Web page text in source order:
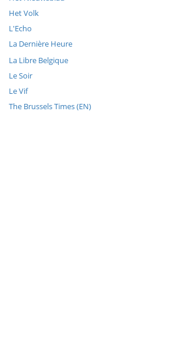
Het Volk
L'Echo
La Dernière Heure
La Libre Belgique
Le Soir
Le Vif
The Brussels Times (EN)